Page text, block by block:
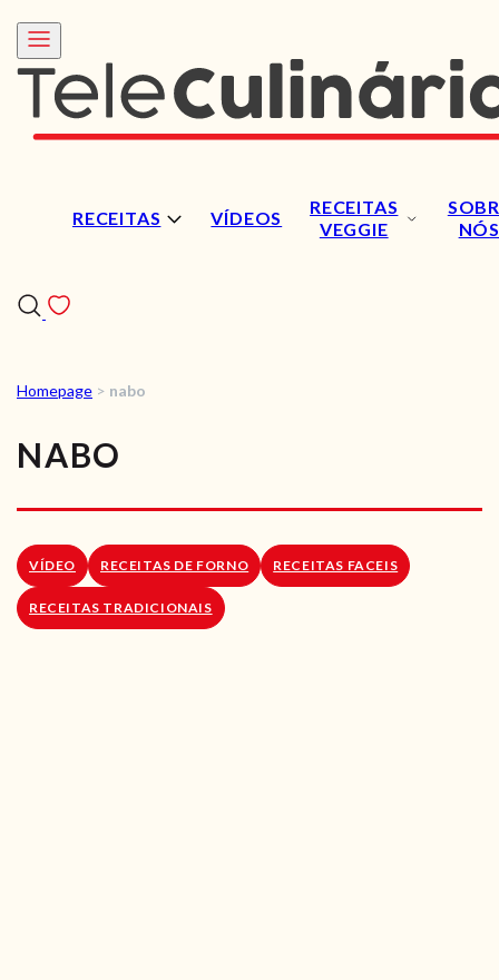
RECEITAS VÍDEOS
RECEITAS
VEGGIE
NÓS
RECEITAS VEGGIE
SOBRE NÓS
LOJA ONLINE
Homepage > nabo
NABO
VÍDEO RECEITAS DE FORNO RECEITAS FACEIS
RECEITAS TRADICIONAIS